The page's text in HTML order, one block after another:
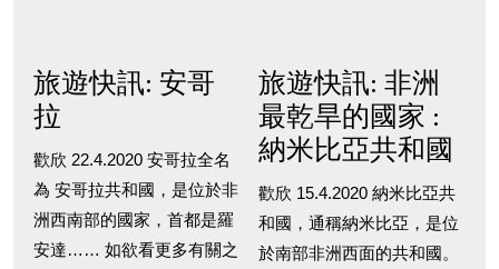
旅遊快訊: 安哥
拉
歡欣 22.4.2020 安哥拉全名
為 安哥拉共和國，是位於非
洲西南部的國家，首都是羅
安達…… 如欲看更多有關之
旅遊快訊: 非洲
最乾旱的國家 :
納米比亞共和國
歡欣 15.4.2020 納米比亞共
和國，通稱納米比亞，是位
於南部非洲西面的共和國。